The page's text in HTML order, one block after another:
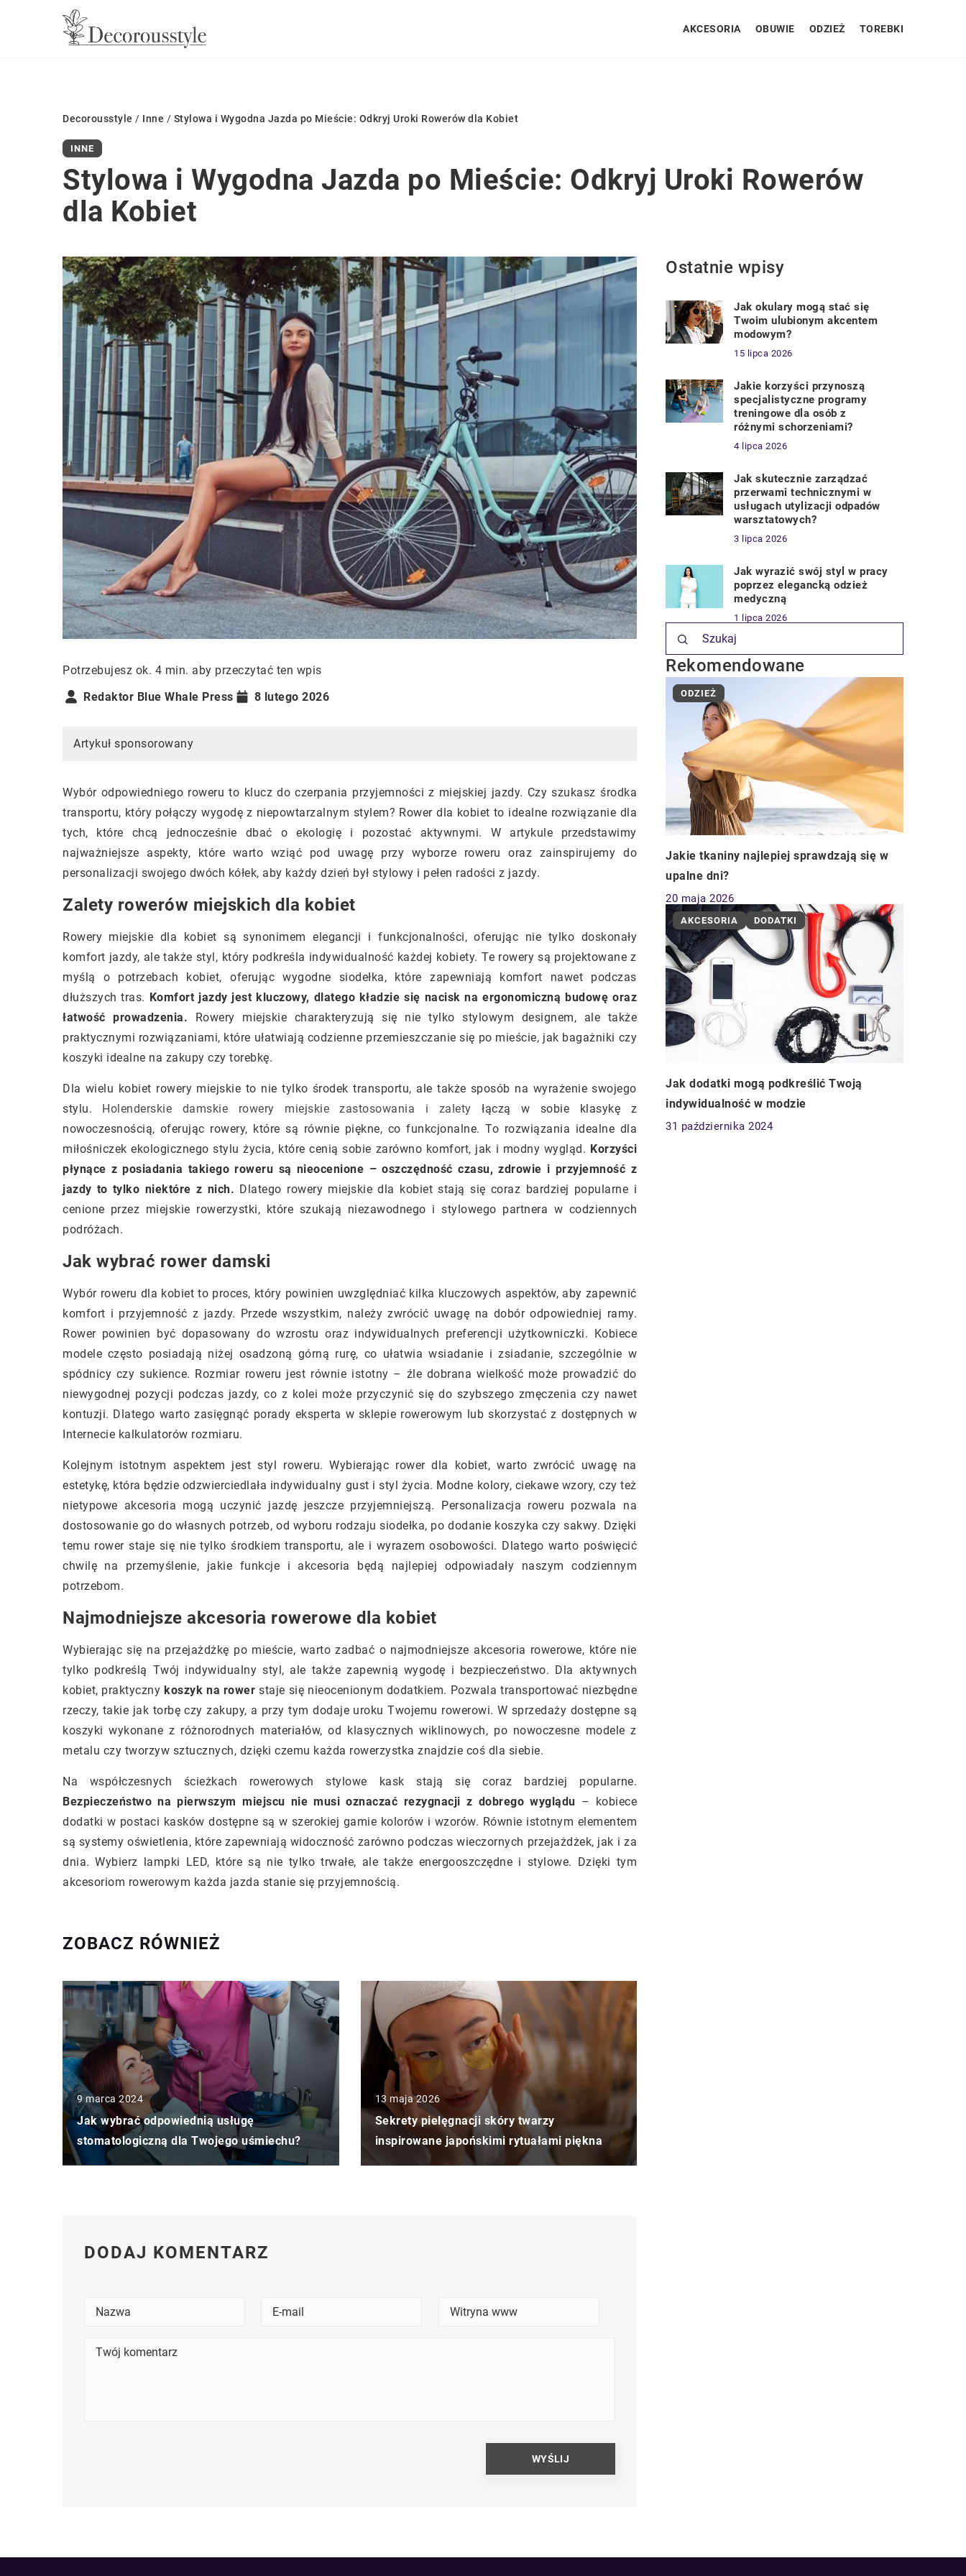
AKCESORIA OBUWIE ODZIEŻ TOREBKI
Decorousstyle / Inne / Stylowa i Wygodna Jazda po Mieście: Odkryj Uroki Rowerów dla Kobiet
INNE
Stylowa i Wygodna Jazda po Mieście: Odkryj Uroki Rowerów
dla Kobiet
Potrzebujesz ok. 4 min. aby przeczytać ten wpis
Redaktor Blue Whale Press
8 lutego 2026
Artykuł sponsorowany
Wybór odpowiedniego roweru to klucz do czerpania przyjemności z miejskiej jazdy. Czy szukasz środka
transportu, który połączy wygodę z niepowtarzalnym stylem? Rower dla kobiet to idealne rozwiązanie dla
tych, które chcą jednocześnie dbać o ekologię i pozostać aktywnymi. W artykule przedstawimy
najważniejsze aspekty, które warto wziąć pod uwagę przy wyborze roweru oraz zainspirujemy do
personalizacji swojego dwóch kółek, aby każdy dzień był stylowy i pełen radości z jazdy.
Zalety rowerów miejskich dla kobiet
Rowery miejskie dla kobiet są synonimem elegancji i funkcjonalności, oferując nie tylko doskonały
komfort jazdy, ale także styl, który podkreśla indywidualność każdej kobiety. Te rowery są projektowane z
myślą o potrzebach kobiet, oferując wygodne siodełka, które zapewniają komfort nawet podczas
dłuższych tras. Komfort jazdy jest kluczowy, dlatego kładzie się nacisk na ergonomiczną budowę oraz
łatwość prowadzenia. Rowery miejskie charakteryzują się nie tylko stylowym designem, ale także
praktycznymi rozwiązaniami, które ułatwiają codzienne przemieszczanie się po mieście, jak bagażniki czy
koszyki idealne na zakupy czy torebkę.
Dla wielu kobiet rowery miejskie to nie tylko środek transportu, ale także sposób na wyrażenie swojego
stylu. Holenderskie damskie rowery miejskie zastosowania i zalety łączą w sobie klasykę z
nowoczesnością, oferując rowery, które są równie piękne, co funkcjonalne. To rozwiązania idealne dla
miłośniczek ekologicznego stylu życia, które cenią sobie zarówno komfort, jak i modny wygląd. Korzyści
płynące z posiadania takiego roweru są nieocenione – oszczędność czasu, zdrowie i przyjemność z
jazdy to tylko niektóre z nich. Dlatego rowery miejskie dla kobiet stają się coraz bardziej popularne i
cenione przez miejskie rowerzystki, które szukają niezawodnego i stylowego partnera w codziennych
podróżach.
Jak wybrać rower damski
Wybór roweru dla kobiet to proces, który powinien uwzględniać kilka kluczowych aspektów, aby zapewnić
komfort i przyjemność z jazdy. Przede wszystkim, należy zwrócić uwagę na dobór odpowiedniej ramy.
Rower powinien być dopasowany do wzrostu oraz indywidualnych preferencji użytkowniczki. Kobiece
modele często posiadają niżej osadzoną górną rurę, co ułatwia wsiadanie i zsiadanie, szczególnie w
spódnicy czy sukience. Rozmiar roweru jest równie istotny – źle dobrana wielkość może prowadzić do
niewygodnej pozycji podczas jazdy, co z kolei może przyczynić się do szybszego zmęczenia czy nawet
kontuzji. Dlatego warto zasięgnąć porady eksperta w sklepie rowerowym lub skorzystać z dostępnych w
Internecie kalkulatorów rozmiaru.
Kolejnym istotnym aspektem jest styl roweru. Wybierając rower dla kobiet, warto zwrócić uwagę na
estetykę, która będzie odzwierciedlała indywidualny gust i styl życia. Modne kolory, ciekawe wzory, czy też
nietypowe akcesoria mogą uczynić jazdę jeszcze przyjemniejszą. Personalizacja roweru pozwala na
dostosowanie go do własnych potrzeb, od wyboru rodzaju siodełka, po dodanie koszyka czy sakwy. Dzięki
temu rower staje się nie tylko środkiem transportu, ale i wyrazem osobowości. Dlatego warto poświęcić
chwilę na przemyślenie, jakie funkcje i akcesoria będą najlepiej odpowiadały naszym codziennym
potrzebom.
Najmodniejsze akcesoria rowerowe dla kobiet
Wybierając się na przejażdżkę po mieście, warto zadbać o najmodniejsze akcesoria rowerowe, które nie
tylko podkreślą Twój indywidualny styl, ale także zapewnią wygodę i bezpieczeństwo. Dla aktywnych
kobiet, praktyczny koszyk na rower staje się nieocenionym dodatkiem. Pozwala transportować niezbędne
rzeczy, takie jak torbę czy zakupy, a przy tym dodaje uroku Twojemu rowerowi. W sprzedaży dostępne są
koszyki wykonane z różnorodnych materiałów, od klasycznych wiklinowych, po nowoczesne modele z
metalu czy tworzyw sztucznych, dzięki czemu każda rowerzystka znajdzie coś dla siebie.
Na współczesnych ścieżkach rowerowych stylowe kask stają się coraz bardziej popularne.
Bezpieczeństwo na pierwszym miejscu nie musi oznaczać rezygnacji z dobrego wyglądu – kobiece
dodatki w postaci kasków dostępne są w szerokiej gamie kolorów i wzorów. Równie istotnym elementem
są systemy oświetlenia, które zapewniają widoczność zarówno podczas wieczornych przejażdżek, jak i za
dnia. Wybierz lampki LED, które są nie tylko trwałe, ale także energooszczędne i stylowe. Dzięki tym
akcesoriom rowerowym każda jazda stanie się przyjemnością.
ZOBACZ RÓWNIEŻ
9 marca 2024
Jak wybrać odpowiednią usługę
stomatologiczną dla Twojego uśmiechu?
13 maja 2026
Sekrety pielęgnacji skóry twarzy
inspirowane japońskimi rytuałami piękna
Ostatnie wpisy
Jak okulary mogą stać się
Twoim ulubionym akcentem
modowym?
15 lipca 2026
Jakie korzyści przynoszą
specjalistyczne programy
treningowe dla osób z
różnymi schorzeniami?
4 lipca 2026
Jak skutecznie zarządzać
przerwami technicznymi w
usługach utylizacji odpadów
warsztatowych?
3 lipca 2026
Jak wyrazić swój styl w pracy
poprzez elegancką odzież
medyczną
1 lipca 2026
Rekomendowane
ODZIEŻ
Jakie tkaniny najlepiej sprawdzają się w
upalne dni?
20 maja 2026
AKCESORIA DODATKI
Jak dodatki mogą podkreślić Twoją
indywidualność w modzie
31 października 2024
DODAJ KOMENTARZ